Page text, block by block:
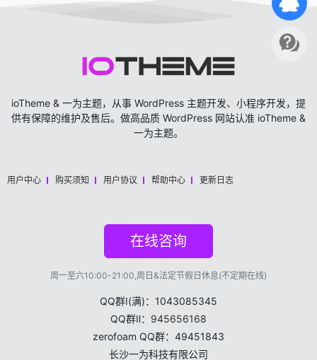
ioTheme & 一为主题，从事 WordPress 主题开发、小程序开发，提
供有保障的维护及售后。做高品质 WordPress 网站认准 ioTheme &
一为主题。
用户中心 购买须知 用户协议 帮助中心 更新日志
在线咨询
周一至六10:00-21:00,周日&法定节假日休息(不定期在线)
QQ群Ⅰ(满)：1043085345
QQ群Ⅱ： 945656168
zerofoam QQ群：49451843
长沙一为科技有限公司